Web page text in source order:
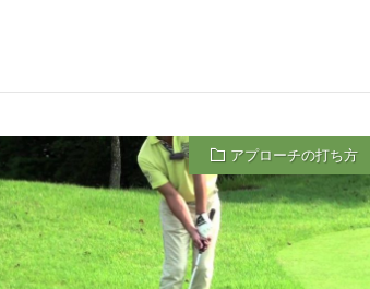
アプローチの打ち方